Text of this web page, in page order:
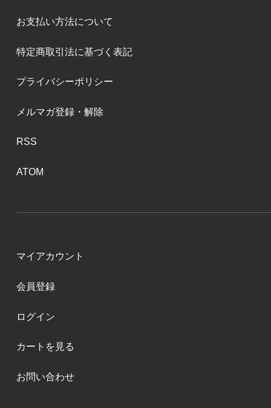
お支払い方法について
特定商取引法に基づく表記
プライバシーポリシー
メルマガ登録・解除
RSS
ATOM
マイアカウント
会員登録
ログイン
カートを見る
お問い合わせ